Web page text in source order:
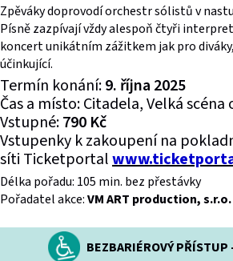
BEZBARIÉROVÝ
Zpěváky doprovodí orchestr sólistů v
Písně zazpívají vždy alespoň čtyři
koncert unikátním zážitkem jak pro
účinkující.
Termín konání:9. října 2025
Čas a místo: Citadela, Velká scéna
Vstupné:790 Kč
Vstupenky k zakoupení na
síti Ticketportal
Délka pořadu: 105 min. bez přestávky
Pořadatel akce:VM ART production, s.r.o.